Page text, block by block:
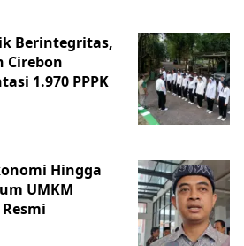
Berintegritas,
Cirebon
1.970 PPPK
Hingga
UMKM